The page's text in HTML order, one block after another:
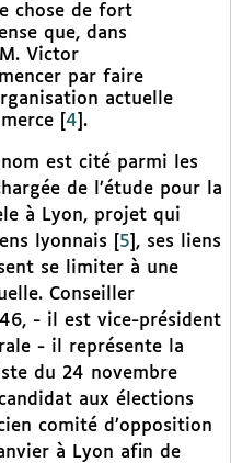
chose de fort
que, dans
Victor
par faire
actuelle
4 .
est cité parmi les
de l’étude pour la
à Lyon, projet qui
lyonnais
5 , ses liens
se limiter à une
Conseiller
- il est vice-président
- il représente la
du 24 novembre
aux élections
comité d’opposition
à Lyon afin de